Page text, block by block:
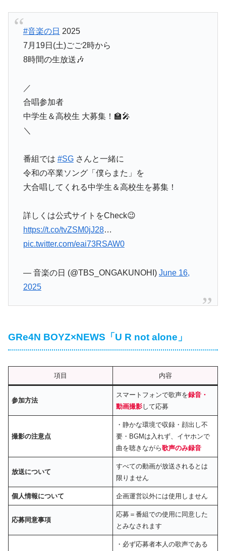
#音楽の日 2025
7月19日(土)ごご2時から
8時間の生放送🎶
／
合唱参加者
中学生＆高校生 大募集！🏫🎤
＼
番組では #SGさんと一緒に
令和の卒業ソング「僕らまた」を
大合唱してくれる中学生＆高校生を募集！
詳しくは公式サイトをCheck😉
https://t.co/tvZSM0jJ28…
pic.twitter.com/eai73RSAW0
— 音楽の日 (@TBS_ONGAKUNOHI) June 16,
2025
GRe4N BOYZ×NEWS「U R not alone」
項目 内容
参加方法
スマートフォンで歌声を録音・
動画撮影して応募
撮影の注意点
・静かな環境で収録・顔出し不
要・BGMは入れず、イヤホンで
曲を聴きながら歌声のみ録音
放送について
すべての動画が放送されるとは
限りません
個人情報について 企画運営以外には使用しません
応募同意事項
応募＝番組での使用に同意した
とみなされます
・必ず応募者本人の歌声である